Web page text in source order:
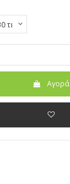
Αγορά